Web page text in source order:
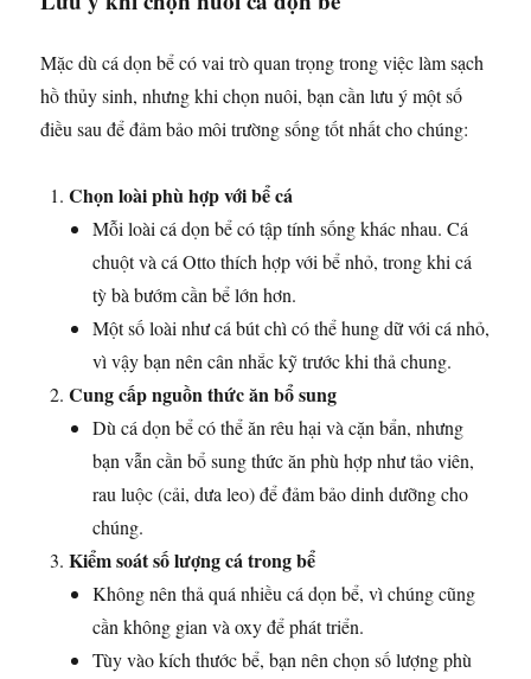
Mặc dù cá dọn bể có vai trò quan trọng trong việc làm sạch
hồ thủy sinh, nhưng khi chọn nuôi, bạn cần lưu ý một số
điều sau để đảm bảo môi trường sống tốt nhất cho chúng:
Chọn loài phù hợp với bể cá
Mỗi loài cá dọn bể có tập tính sống khác nhau. Cá
chuột và cá Otto thích hợp với bể nhỏ, trong khi cá
tỳ bà bướm cần bể lớn hơn.
Một số loài như cá bút chì có thể hung dữ với cá nhỏ,
vì vậy bạn nên cân nhắc kỹ trước khi thả chung.
Cung cấp nguồn thức ăn bổ sung
Dù cá dọn bể có thể ăn rêu hại và cặn bẩn, nhưng
bạn vẫn cần bổ sung thức ăn phù hợp như tảo viên,
rau luộc (cải, dưa leo) để đảm bảo dinh dưỡng cho
chúng.
Kiểm soát số lượng cá trong bể
Không nên thả quá nhiều cá dọn bể, vì chúng cũng
cần không gian và oxy để phát triển.
Tùy vào kích thước bể, bạn nên chọn số lượng phù